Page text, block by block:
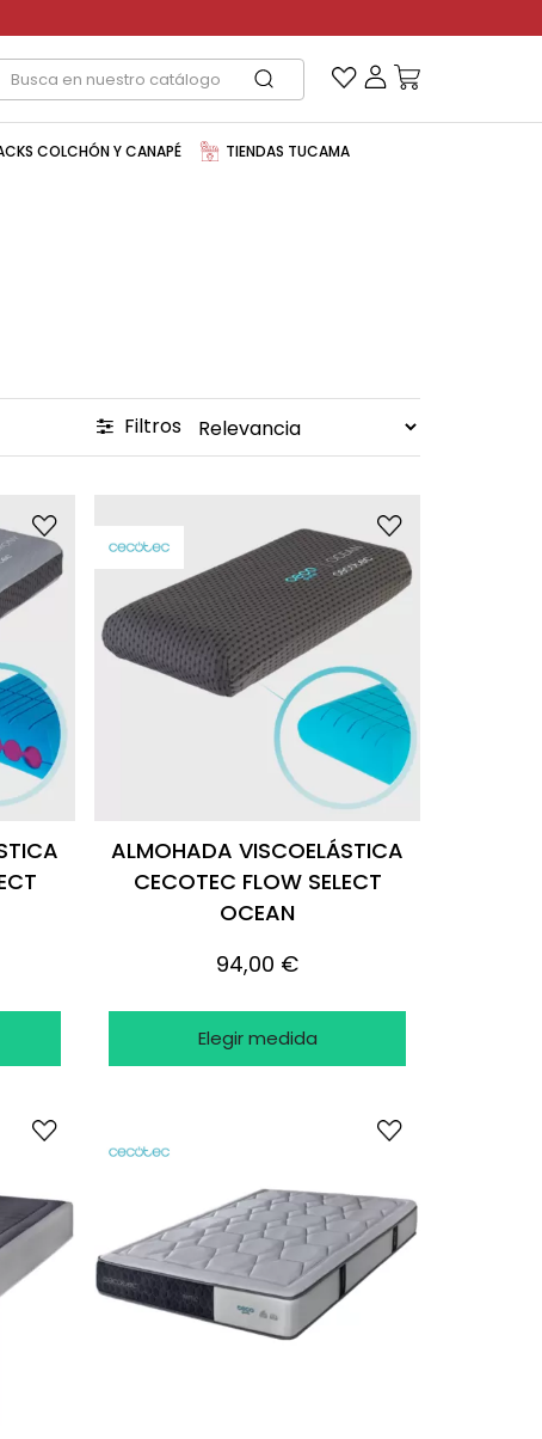
COLCHÓN Y CANAPÉ TIENDAS TUCAMA
Filtros
ALMOHADA VISCOELÁSTICA
CECOTEC FLOW SELECT
OCEAN
94,00 €
Elegir medida